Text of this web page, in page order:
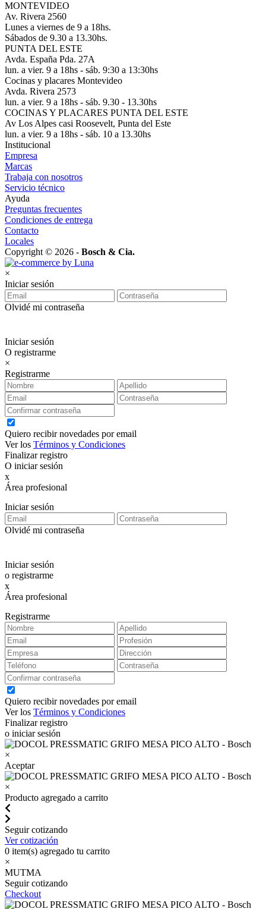
MONTEVIDEO
Av. Rivera 2560
Lunes a viernes de 9 a 18hs.
Sábados de 9.30 a 13.30hs.
PUNTA DEL ESTE
Avda. España Pda. 27A
lun. a vier. 9 a 18hs - sáb. 9:30 a 13:30hs
Cocinas y placares Montevideo
Avda. Rivera 2573
lun. a vier. 9 a 18hs - sáb. 9.30 - 13.30hs
COCINAS Y PLACARES PUNTA DEL ESTE
Av Los Alpes casi Roosevelt, Punta del Este
lun. a vier. 9 a 18hs - sáb. 10 a 13.30hs
Institucional
Empresa
Marcas
Trabaja con nosotros
Servicio técnico
Ayuda
Preguntas frecuentes
Condiciones de entrega
Contacto
Locales
Copyright © 2026 - Bosch & Cia.
×
Iniciar sesión
Olvidé mi contraseña
Iniciar sesión
O registrarme
×
Registrarme
Quiero recibir novedades por email
Ver los Términos y Condiciones
Finalizar registro
O iniciar sesión
x
Área profesional
Iniciar sesión
Olvidé mi contraseña
Iniciar sesión
o registrarme
x
Área profesional
Registrarme
Quiero recibir novedades por email
Ver los Términos y Condiciones
Finalizar registro
o iniciar sesión
×
Aceptar
×
Producto agregado a carrito
Seguir cotizando
Ver cotización
0 item(s) agregado tu carrito
×
MUTMA
Seguir cotizando
Checkout